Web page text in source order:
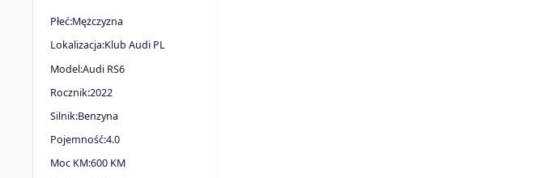
Płeć:Mężczyzna
Lokalizacja:Klub Audi PL
Model:Audi RS6
Rocznik:2022
Silnik:Benzyna
Pojemność:4.0
Moc KM:600 KM